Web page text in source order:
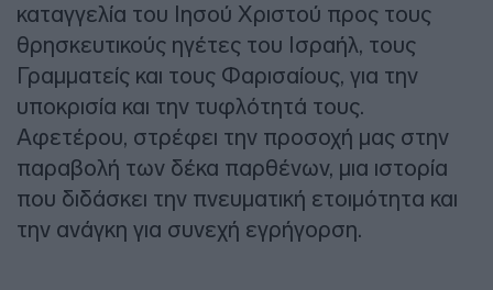
καταγγελία του Ιησού Χριστού προς τους
θρησκευτικούς ηγέτες του Ισραήλ, τους
Γραμματείς και τους Φαρισαίους, για την
υποκρισία και την τυφλότητά τους.
Αφετέρου, στρέφει την προσοχή μας στην
παραβολή των δέκα παρθένων, μια ιστορία
που διδάσκει την πνευματική ετοιμότητα και
την ανάγκη για συνεχή εγρήγορση.